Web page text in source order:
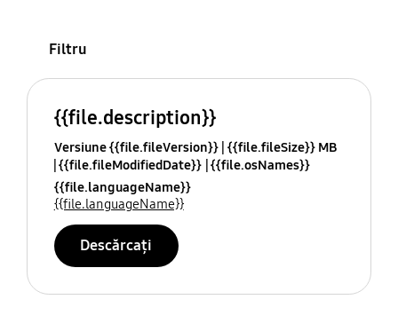
Filtru
{{file.description}}
Versiune {{file.fileVersion}} {{file.fileSize}} MB
{{file.fileModifiedDate}} {{file.osNames}}
{{file.languageName}}
{{file.languageName}}
Descărcați